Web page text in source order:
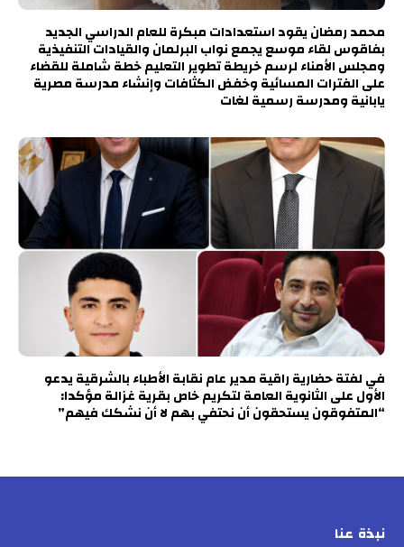
محمد رمضان يقود استعدادات مبكرة للعام الدراسي الجديد
بفاقوس لقاء موسع يجمع نواب البرلمان والقيادات التنفيذية
ومجلس الأمناء لرسم خريطة تطوير التعليم خطة شاملة للقضاء
على الفترات المسائية وخفض الكثافات وإنشاء مدرسة مصرية
يابانية ومدرسة رسمية لغات
في لفتة حضارية راقية مدير عام نقابة الأطباء بالشرقية يدعو
الأول على الثانوية العامة لتكريم خاص بقرية غزالة مؤكدا:
“المتفوقون يستحقون أن نحتفي بهم لا أن نشكك فيهم”
نبذة عنا